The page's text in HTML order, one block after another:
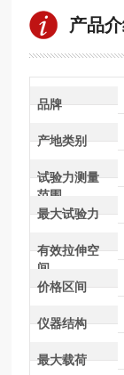
产品
品牌
产地类别
试验力测量
范围
最大试验力
有效拉伸空
间
价格区间
仪器结构
最大载荷